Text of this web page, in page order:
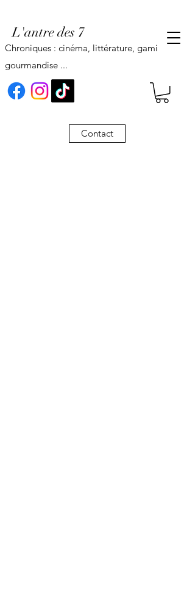
L'antre des 7
Contact
Chroniques : cinéma, littérature, gaming,
gourmandise ...